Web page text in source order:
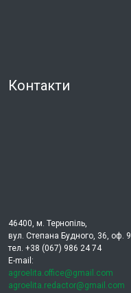
Контакти
46400, м. Тернопіль,
вул. Степана Будного, 36, оф. 9
тел. +38 (067) 986 24 74
E-mail:
agroelita.office@gmail.com
agroelita.redactor@gmail.com